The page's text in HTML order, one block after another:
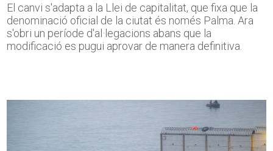
El canvi s'adapta a la Llei de capitalitat, que fixa que la
denominació oficial de la ciutat és només Palma. Ara
s'obri un període d'al·legacions abans que la
modificació es pugui aprovar de manera definitiva.